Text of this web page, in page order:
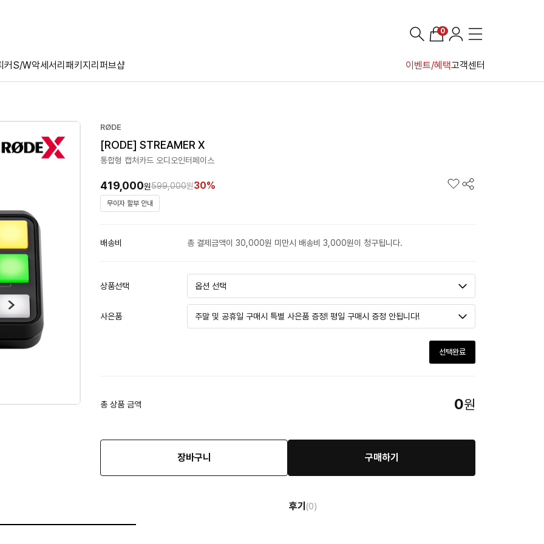
커S/W악세서리 패키지리퍼브샵 이벤트/혜택고객센터
0
RØDE
[RODE] STREAMER X
통합형 캡처카드 오디오인터페이스
419,000원599,000원30%
무이자 할부 안내
배송비 총 결제금액이 30,000원 미만시 배송비 3,000원이 청구됩니다.
상품선택
사은품
선택완료
총 상품 금액 0원
장바구니 구매하기
후기 (0)